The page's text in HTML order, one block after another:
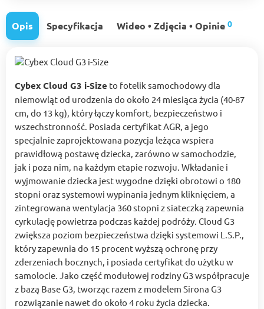
Opis Specyfikacja Wideo • Zdjęcia • Opinie 0
Cybex Cloud G3 i-Size to fotelik samochodowy dla
niemowląt od urodzenia do około 24 miesiąca życia (40-87
cm, do 13 kg), który łączy komfort, bezpieczeństwo i
wszechstronność. Posiada certyfikat AGR, a jego
specjalnie zaprojektowana pozycja leżąca wspiera
prawidłową postawę dziecka, zarówno w samochodzie,
jak i poza nim, na każdym etapie rozwoju. Wkładanie i
wyjmowanie dziecka jest wygodne dzięki obrotowi o 180
stopni oraz systemowi wypinania jednym kliknięciem, a
zintegrowana wentylacja 360 stopni z siateczką zapewnia
cyrkulację powietrza podczas każdej podróży. Cloud G3
zwiększa poziom bezpieczeństwa dzięki systemowi L.S.P.,
który zapewnia do 15 procent wyższą ochronę przy
zderzeniach bocznych, i posiada certyfikat do użytku w
samolocie. Jako część modułowej rodziny G3 współpracuje
z bazą Base G3, tworząc razem z modelem Sirona G3
rozwiązanie nawet do około 4 roku życia dziecka.